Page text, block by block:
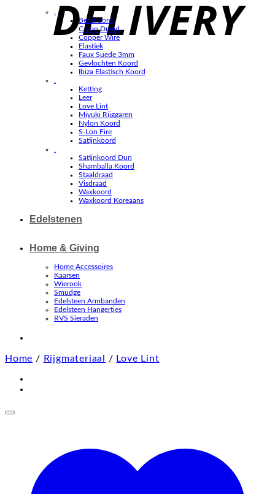
.
Bead Cord
C-Lon Draad
Copper Wire
Elastiek
Faux Suede 3mm
Gevlochten Koord
Ibiza Elastisch Koord
.
Ketting
Leer
Love Lint
Miyuki Rijggaren
Nylon Koord
S-Lon Fire
Satijnkoord
.
Satijnkoord Dun
Shamballa Koord
Staaldraad
Visdraad
Waxkoord
Waxkoord Koreaans
Edelstenen
Home & Giving
Home Accessoires
Kaarsen
Wierook
Smudge
Edelsteen Armbanden
Edelsteen Hangertjes
RVS Sieraden
Home / Rijgmateriaal / Love Lint